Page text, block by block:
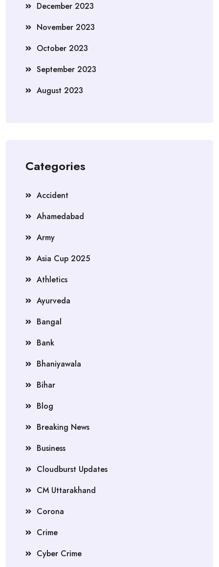
December 2023
November 2023
October 2023
September 2023
August 2023
Categories
Accident
Ahamedabad
Army
Asia Cup 2025
Athletics
Ayurveda
Bangal
Bank
Bhaniyawala
Bihar
Blog
Breaking News
Business
Cloudburst Updates
CM Uttarakhand
Corona
Crime
Cyber Crime